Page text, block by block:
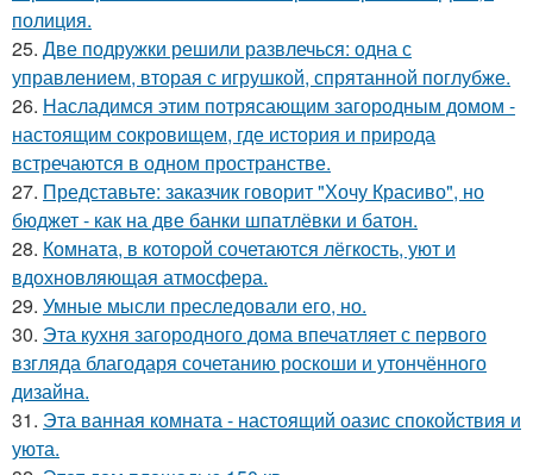
полиция.
25. Две подружки решили развлечься: одна с
управлением, вторая с игрушкой, спрятанной поглубже.
26. Насладимся этим потрясающим загородным домом -
настоящим сокровищем, где история и природа
встречаются в одном пространстве.
27. Представьте: заказчик говорит "Хочу Красиво", но
бюджет - как на две банки шпатлёвки и батон.
28. Комната, в которой сочетаются лёгкость, уют и
вдохновляющая атмосфера.
29. Умные мысли преследовали его, но.
30. Эта кухня загородного дома впечатляет с первого
взгляда благодаря сочетанию роскоши и утончённого
дизайна.
31. Эта ванная комната - настоящий оазис спокойствия и
уюта.